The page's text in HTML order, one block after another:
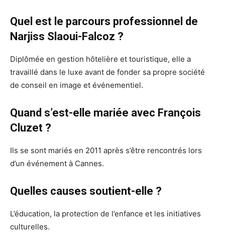
Quel est le parcours professionnel de
Narjiss Slaoui-Falcoz ?
Diplômée en gestion hôtelière et touristique, elle a
travaillé dans le luxe avant de fonder sa propre société
de conseil en image et événementiel.
Quand s’est-elle mariée avec François
Cluzet ?
Ils se sont mariés en 2011 après s’être rencontrés lors
d’un événement à Cannes.
Quelles causes soutient-elle ?
L’éducation, la protection de l’enfance et les initiatives
culturelles.